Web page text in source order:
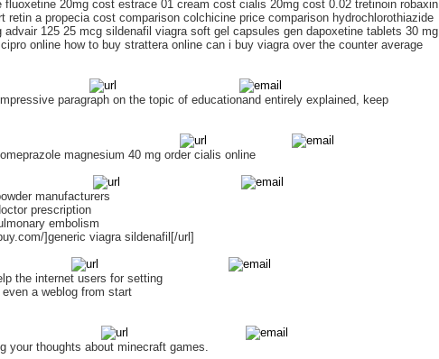
fluoxetine 20mg cost estrace 01 cream cost cialis 20mg cost 0.02 tretinoin robaxin
retin a propecia cost comparison colchicine price comparison hydrochlorothiazide
advair 125 25 mcg sildenafil viagra soft gel capsules gen dapoxetine tablets 30 mg
online how to buy strattera online can i buy viagra over the counter average
paragraph on the topic of educationand entirely explained, keep
magnesium 40 mg order cialis online
manufacturers
prescription
embolism
]generic viagra sildenafil[/url]
the internet users for setting
a weblog from start
your thoughts about minecraft games.